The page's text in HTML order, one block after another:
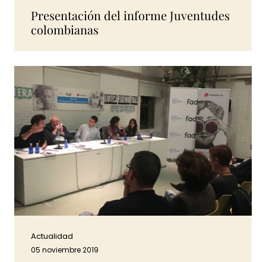
Presentación del informe Juventudes
colombianas
Actualidad
05 noviembre 2019